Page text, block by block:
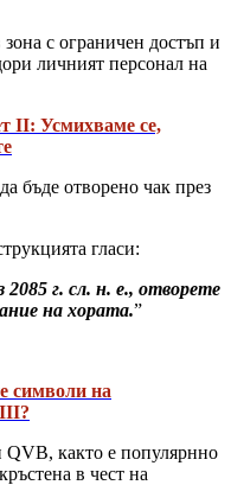
с ограничен достъп и
личният персонал на
II: Усмихваме се,
бъде отворено чак през
гласи:
г. сл. н. е., отворете
на хората.”
символи на
QVB, както е популярнно
в чест на